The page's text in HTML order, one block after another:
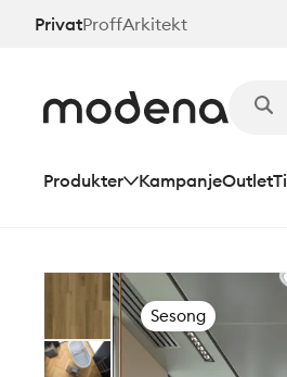
HoppPrivatProffArkitekt
Produkter KampanjeOutlet
Sesong